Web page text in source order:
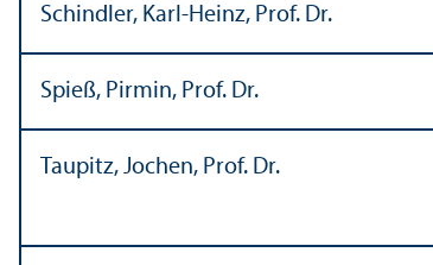
Schindler, Karl-Heinz, Prof. Dr.
Spieß, Pirmin, Prof. Dr.
Taupitz, Jochen, Prof. Dr.